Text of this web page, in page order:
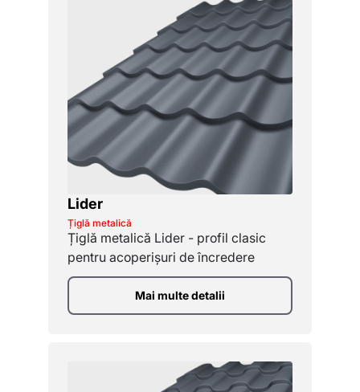
Lider
Țiglă metalică
Țiglă metalică Lider - profil clasic
pentru acoperișuri de încredere
Mai multe detalii